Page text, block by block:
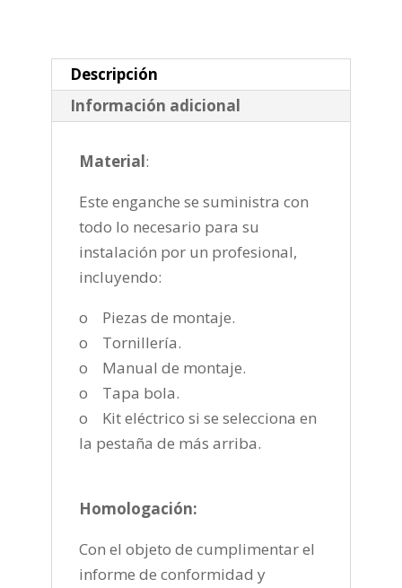
2010-
2018
cantidad
Descripción
Información adicional
Material:
Este enganche se suministra con
todo lo necesario para su
instalación por un profesional,
incluyendo:
o Piezas de montaje.
o Tornillería.
o Manual de montaje.
o Tapa bola.
o Kit eléctrico si se selecciona en
la pestaña de más arriba.
Homologación:
Con el objeto de cumplimentar el
informe de conformidad y